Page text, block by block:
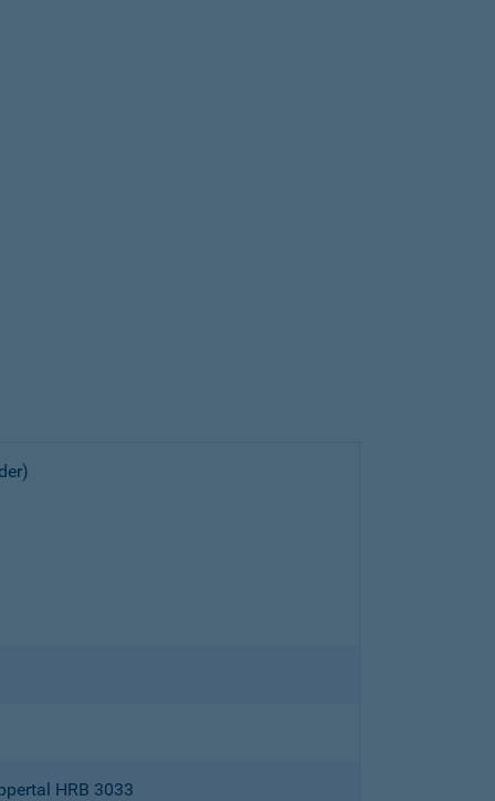
HRB 3033